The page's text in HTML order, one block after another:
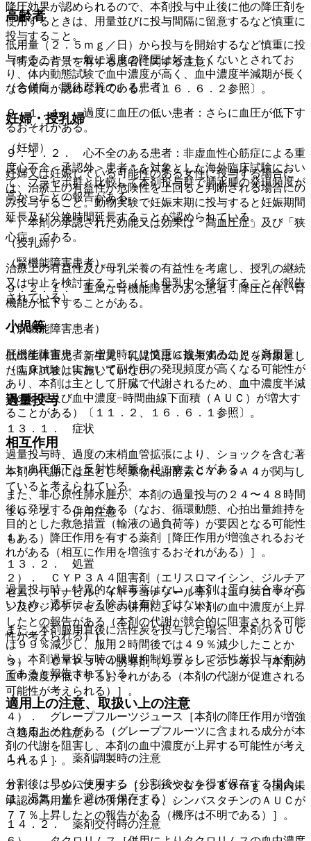
高齢者
低用量（２．５ｍｇ／日）から投与を開始するなど慎重に投
与すること（一般に過度の降圧は好ましくないとされてお
り、体内動態試験で血中濃度が高く、血中濃度半減期が長く
なる傾向が認められている）〔１６．６．２参照〕。
妊婦・授乳婦
（妊婦）
妊婦又は妊娠している可能性のある女性に投与する場合に
は、治療上の有益性が危険性を上回ると判断される場合にの
み投与すること。動物実験で妊娠末期に投与すると妊娠期間
延長及び分娩時間延長することが認められている。
（授乳婦）
治療上の有益性及び母乳栄養の有益性を考慮し、授乳の継続
又は中止を検討すること（ヒト母乳中へ移行することが報告
されている）。
小児等
低出生体重児、新生児、乳児又は６歳未満の幼児を対象とし
た臨床試験は実施していない。
過量投与
１３．１． 症状
過量投与時、過度の末梢血管拡張により、ショックを含む著
しい血圧低下と反射性頻脈を起こすことがある。
また、非心原性肺水腫が、本剤の過量投与の２４〜４８時間
後に発現することがある（なお、循環動態、心拍出量維持を
目的とした救急措置（輸液の過負荷等）が要因となる可能性
もある）。
１３．２． 処置
過量投与時、特異的な解毒薬はない（本剤は蛋白結合率が高
いため、透析による除去は有効ではない）。
また、本剤服用直後に活性炭を投与した場合、本剤のＡＵＣ
は９９％減少し、服用２時間後では４９％減少したことか
ら、本剤過量投与時の吸収抑制処置として活性炭投与が有効
であると報告されている。
適用上の注意、取扱い上の注意
（適用上の注意）
１４．１． 薬剤調製時の注意
分割後は早めに使用する（分割後やむを得ず保存する場合に
は、湿気、光を避けて保存する）。
１４．２． 薬剤交付時の注意
降圧効果が認められるので、本剤投与中止後に他の降圧剤を
使用するときは、用量並びに投与間隔に留意するなど慎重に
投与すること。
（特定の背景を有する患者に関する注意）
（合併症・既往歴等のある患者）
９．１．１． 過度に血圧の低い患者：さらに血圧が低下す
るおそれがある。
９．１．２． 心不全のある患者：非虚血性心筋症による重
度心不全＜承認外＞患者＊を対象とした海外臨床試験におい
て、プラセボ群と比較して本剤投与群で肺水腫の発現頻度が
高かったとの報告がある。
＊）本剤の承認された効能又は効果は「高血圧症」及び「狭
心症」である。
（腎機能障害患者）
９．２．１． 重篤な腎機能障害のある患者：降圧に伴い腎
機能が低下することがある。
（肝機能障害患者）
肝機能障害患者：増量時には慎重に投与すること（高用量
（１０ｍｇ）において副作用の発現頻度が高くなる可能性が
あり、本剤は主として肝臓で代謝されるため、血中濃度半減
期の延長及び血中濃度−時間曲線下面積（ＡＵＣ）が増大す
ることがある）〔１１．２、１６．６．１参照〕。
相互作用
本剤の代謝には主として薬物代謝酵素ＣＹＰ３Ａ４が関与し
ていると考えられている。
１０．２． 併用注意：
１）． 降圧作用を有する薬剤［降圧作用が増強されるおそ
れがある（相互に作用を増強するおそれがある）］。
２）． ＣＹＰ３Ａ４阻害剤（エリスロマイシン、ジルチア
ゼム、リトナビル、イトラコナゾール等）［エリスロマイシ
ン及びジルチアゼムとの併用により、本剤の血中濃度が上昇
したとの報告がある（本剤の代謝が競合的に阻害される可能
性が考えられる）］。
３）． ＣＹＰ３Ａ４誘導剤（リファンピシン等）［本剤の
血中濃度が低下するおそれがある（本剤の代謝が促進される
可能性が考えられる）］。
４）． グレープフルーツジュース［本剤の降圧作用が増強
されるおそれがある（グレープフルーツに含まれる成分が本
剤の代謝を阻害し、本剤の血中濃度が上昇する可能性が考え
られる）］。
５）． シンバスタチン［シンバスタチン８０ｍｇ（国内未
承認の高用量）との併用により、シンバスタチンのＡＵＣが
７７％上昇したとの報告がある（機序は不明である）］。